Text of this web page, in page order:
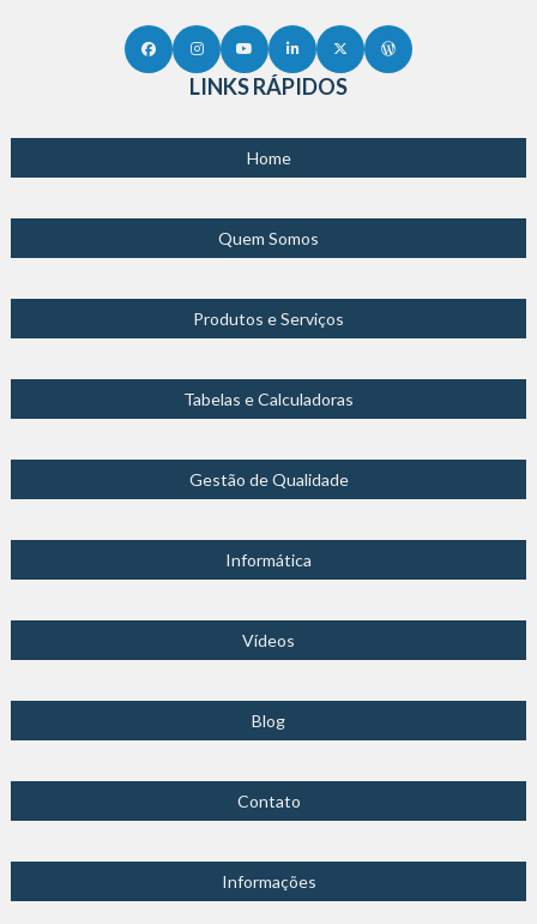
LINKS RÁPIDOS
Home
Quem Somos
Produtos e Serviços
Tabelas e Calculadoras
Gestão de Qualidade
Informática
Vídeos
Blog
Contato
Informações